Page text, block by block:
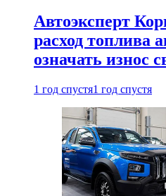
Автоэксперт
расход топлива
означать износ
1 год спустя1 год спустя